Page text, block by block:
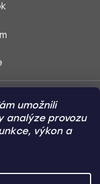
umožnili
analýze provozu
výkon a
Dobírka